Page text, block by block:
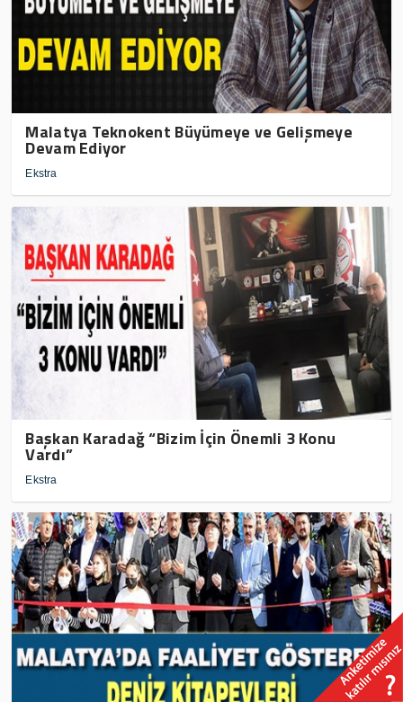
Malatya Teknokent Büyümeye ve Gelişmeye
Devam Ediyor
Ekstra
Başkan Karadağ “Bizim İçin Önemli 3 Konu
Vardı”
Ekstra